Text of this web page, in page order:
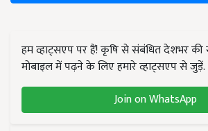
हम व्हाट्सएप पर हैं! कृषि से संबंधित देशभर
मोबाइल में पढ़ने के लिए हमारे व्हाट्सएप से जुड़ें.
Join on WhatsApp